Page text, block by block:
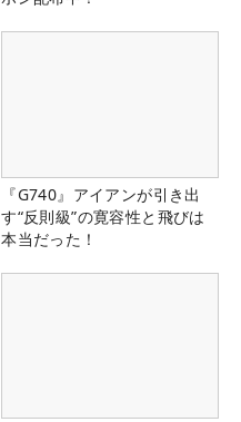
『G740』アイアンが引き出
す“反則級”の寛容性と飛びは
本当だった！